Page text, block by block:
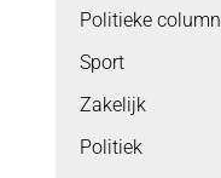
Politieke column
Sport
Zakelijk
Politiek